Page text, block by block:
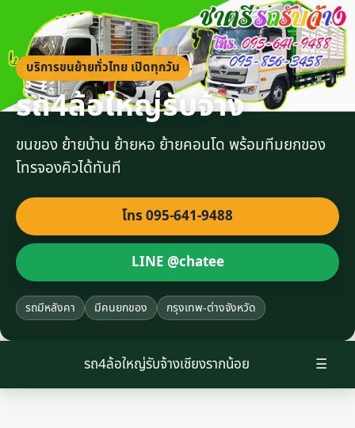
บริการขนย้ายทั่วไทย เปิดทุกวัน
รถ4ล้อใหญ่รับจ้าง
ขนของ ย้ายบ้าน ย้ายหอ ย้ายคอนโด พร้อมทีมยกของ
โทรจองคิวได้ทันที
โทร 095-641-9488
LINE @chatee
รถมีหลังคา มีคนยกของ กรุงเทพ-ต่างจังหวัด
☰
รถ4ล้อใหญ่รับจ้างเชียงรากน้อย